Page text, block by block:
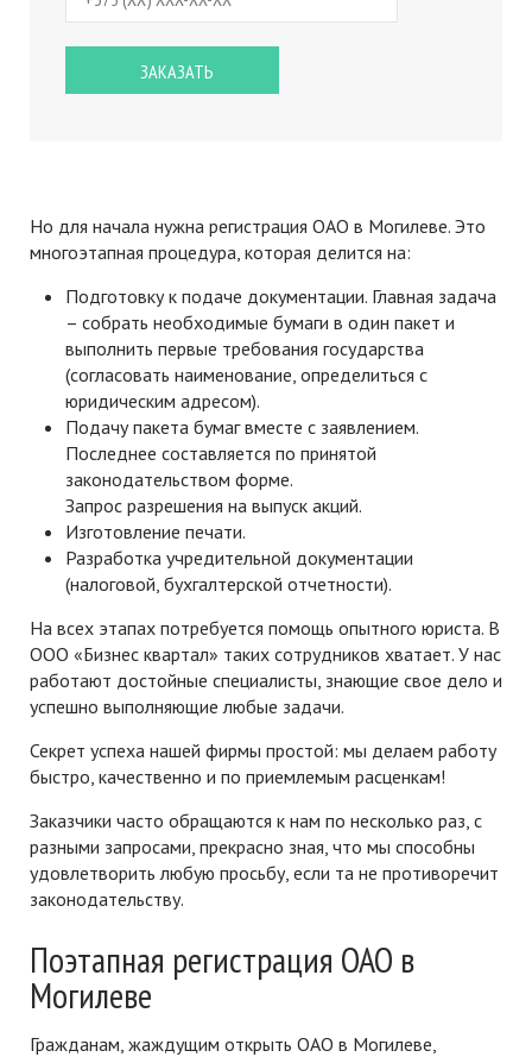
Но для начала нужна регистрация ОАО в Могилеве. Это
многоэтапная процедура, которая делится на:
Подготовку к подаче документации. Главная задача
– собрать необходимые бумаги в один пакет и
выполнить первые требования государства
(согласовать наименование, определиться с
юридическим адресом).
Подачу пакета бумаг вместе с заявлением.
Последнее составляется по принятой
законодательством форме.
Запрос разрешения на выпуск акций.
Изготовление печати.
Разработка учредительной документации
(налоговой, бухгалтерской отчетности).
На всех этапах потребуется помощь опытного юриста. В
ООО «Бизнес квартал» таких сотрудников хватает. У нас
работают достойные специалисты, знающие свое дело и
успешно выполняющие любые задачи.
Секрет успеха нашей фирмы простой: мы делаем работу
быстро, качественно и по приемлемым расценкам!
Заказчики часто обращаются к нам по несколько раз, с
разными запросами, прекрасно зная, что мы способны
удовлетворить любую просьбу, если та не противоречит
законодательству.
Поэтапная регистрация ОАО в
Могилеве
Гражданам, жаждущим открыть ОАО в Могилеве,